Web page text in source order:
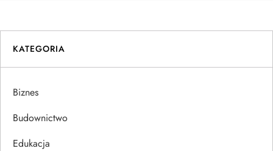
w
i
g
a
c
KATEGORIA
Biznes
Budownictwo
Edukacja